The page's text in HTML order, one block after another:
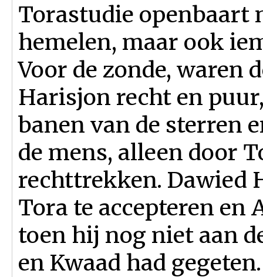
Torastudie openbaart
hemelen, maar ook
Voor de zonde, waren
Harisjon recht en
banen van de sterren
de mens, alleen door
rechttrekken. Dawied
Tora te accepteren
toen hij nog niet aan
en Kwaad had gegeten.